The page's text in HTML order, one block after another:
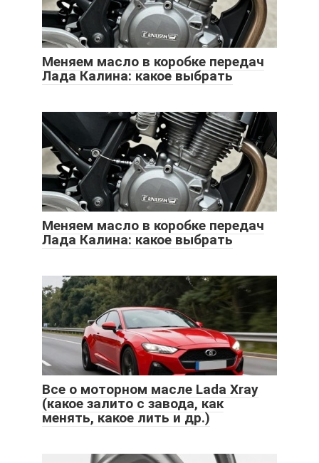
Меняем масло в коробке передач
Лада Калина: какое выбрать
Меняем масло в коробке передач
Лада Калина: какое выбрать
Все о моторном масле Lada Xray
(какое залито с завода, как
менять, какое лить и др.)